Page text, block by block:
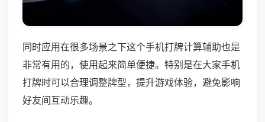
同时应用在很多场景之下这个手机打牌计算辅助也是
非常有用的，使用起来简单便捷。特别是在大家手机
打牌时可以合理调整牌型，提升游戏体验，避免影响
好友间互动乐趣。